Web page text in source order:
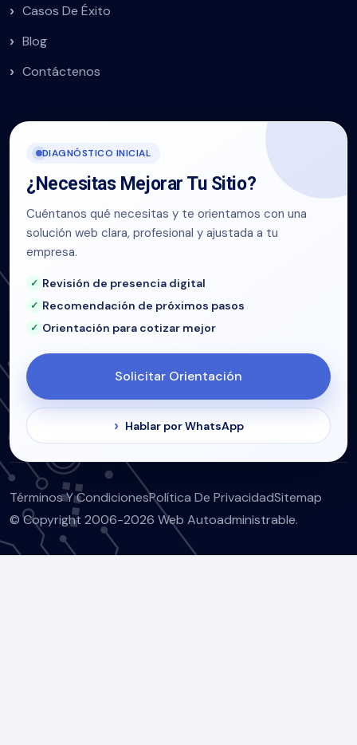
Casos De Éxito
Blog
Contáctenos
DIAGNÓSTICO INICIAL
¿Necesitas Mejorar Tu Sitio?
Cuéntanos qué necesitas y te orientamos con una
solución web clara, profesional y ajustada a tu
empresa.
Revisión de presencia digital
Recomendación de próximos pasos
Orientación para cotizar mejor
Solicitar Orientación
Hablar por WhatsApp
© Copyright 2006-2026 Web Autoadministrable.
Términos Y CondicionesPolítica De PrivacidadSitemap